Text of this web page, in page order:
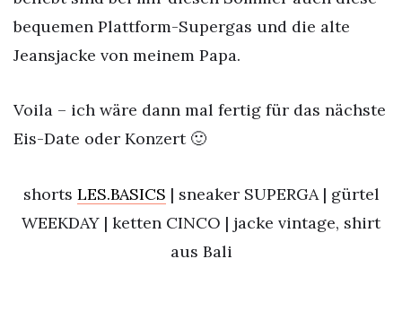
bequemen Plattform-Supergas und die alte
Jeansjacke von meinem Papa.
Voila – ich wäre dann mal fertig für das nächste
Eis-Date oder Konzert 🙂
shorts LES.BASICS | sneaker SUPERGA | gürtel
WEEKDAY | ketten CINCO | jacke vintage, shirt
aus Bali